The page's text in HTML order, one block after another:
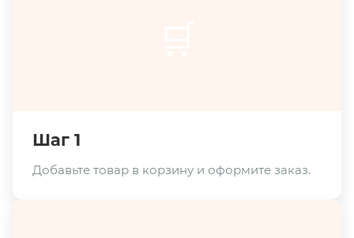
Шаг 1
Добавьте товар в корзину и оформите заказ.